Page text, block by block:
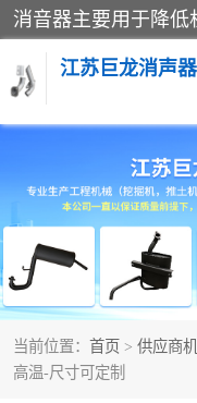
江苏巨龙消声
当前位置： 首页 > 供应商机
高温-尺寸可定制
消声器